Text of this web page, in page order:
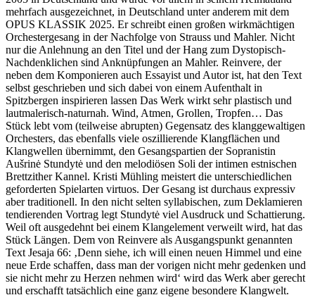
mehrfach ausgezeichnet, in Deutschland unter anderem mit dem
OPUS KLASSIK 2025. Er schreibt einen großen wirkmächtigen
Orchestergesang in der Nachfolge von Strauss und Mahler. Nicht
nur die Anlehnung an den Titel und der Hang zum Dystopisch-
Nachdenklichen sind Anknüpfungen an Mahler. Reinvere, der
neben dem Komponieren auch Essayist und Autor ist, hat den Text
selbst geschrieben und sich dabei von einem Aufenthalt in
Spitzbergen inspirieren lassen Das Werk wirkt sehr plastisch und
lautmalerisch-naturnah. Wind, Atmen, Grollen, Tropfen… Das
Stück lebt vom (teilweise abrupten) Gegensatz des klanggewaltigen
Orchesters, das ebenfalls viele oszillierende Klangflächen und
Klangwellen übernimmt, den Gesangspartien der Sopranistin
Aušrinė Stundytė und den melodiösen Soli der intimen estnischen
Brettzither Kannel. Kristi Mühling meistert die unterschiedlichen
geforderten Spielarten virtuos. Der Gesang ist durchaus expressiv
aber traditionell. In den nicht selten syllabischen, zum Deklamieren
tendierenden Vortrag legt Stundytė viel Ausdruck und Schattierung.
Weil oft ausgedehnt bei einem Klangelement verweilt wird, hat das
Stück Längen. Dem von Reinvere als Ausgangspunkt genannten
Text Jesaja 66: ‚Denn siehe, ich will einen neuen Himmel und eine
neue Erde schaffen, dass man der vorigen nicht mehr gedenken und
sie nicht mehr zu Herzen nehmen wird‘ wird das Werk aber gerecht
und erschafft tatsächlich eine ganz eigene besondere Klangwelt.